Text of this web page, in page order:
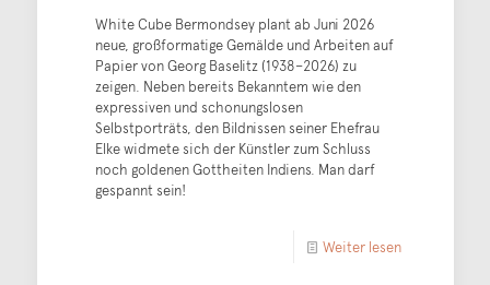
White Cube Bermondsey plant ab Juni 2026
neue, großformatige Gemälde und Arbeiten auf
Papier von Georg Baselitz (1938–2026) zu
zeigen. Neben bereits Bekanntem wie den
expressiven und schonungslosen
Selbstporträts, den Bildnissen seiner Ehefrau
Elke widmete sich der Künstler zum Schluss
noch goldenen Gottheiten Indiens. Man darf
gespannt sein!
Weiter lesen